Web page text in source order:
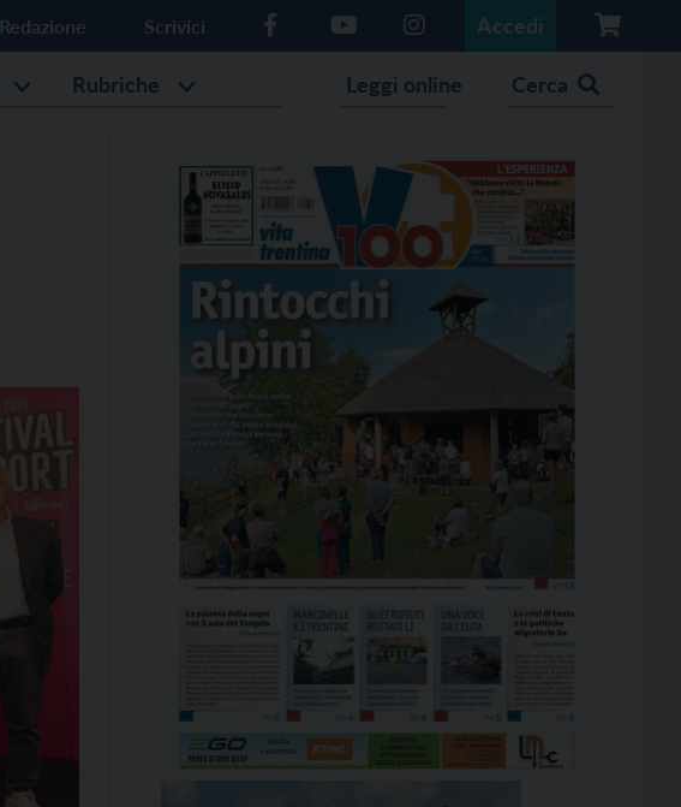
Redazione Scrivici Accedi
Rubriche Leggi online Cerca